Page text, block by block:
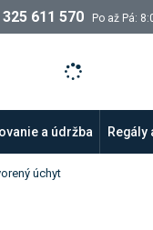
611 570 Po až Pá:
a údržba Regály
úchyt